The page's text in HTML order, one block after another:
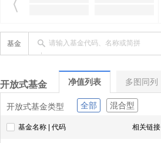
基金 请输入基金代码、名称或简拼
开放式基金 净值列表 多图同列
开放式基金类型 全部 混合型
基金名称 | 代码 相关链接